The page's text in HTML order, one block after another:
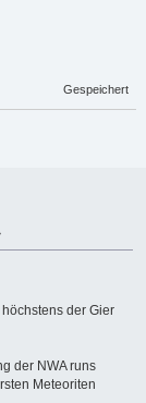
Gespeichert
der Gier
der NWA runs
Meteoriten